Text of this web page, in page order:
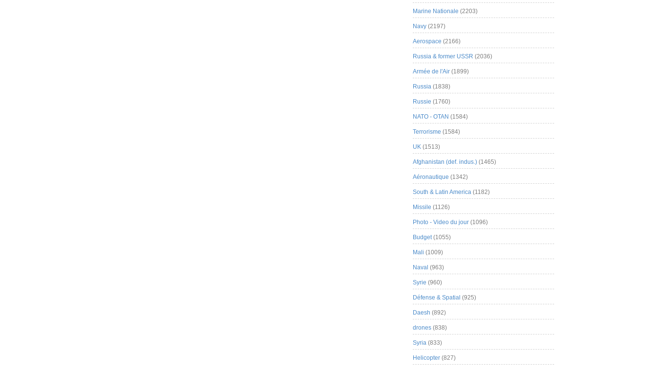
Marine Nationale (2203)
Navy (2197)
Aerospace (2166)
Russia & former USSR (2036)
Armée de l'Air (1899)
Russia (1838)
Russie (1760)
NATO - OTAN (1584)
Terrorisme (1584)
UK (1513)
Afghanistan (def. indus.) (1465)
Aéronautique (1342)
South & Latin America (1182)
Missile (1126)
Photo - Video du jour (1096)
Budget(1055)
Mali (1009)
Naval (963)
Syrie (960)
Défense & Spatial (925)
Daesh (892)
drones (838)
Syria (833)
Helicopter (827)